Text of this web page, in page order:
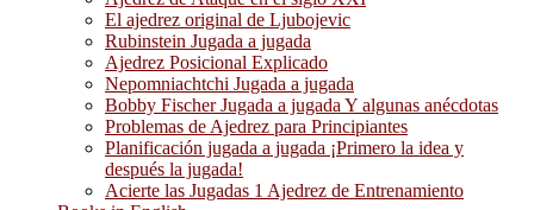
El ajedrez original de Ljubojevic
Rubinstein Jugada a jugada
Ajedrez Posicional Explicado
Nepomniachtchi Jugada a jugada
Bobby Fischer Jugada a jugada Y algunas anécdotas
Problemas de Ajedrez para Principiantes
Planificación jugada a jugada ¡Primero la idea y
después la jugada!
Acierte las Jugadas 1 Ajedrez de Entrenamiento